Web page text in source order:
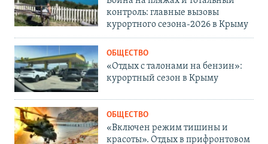
контроль: главные вызовы
курортного сезона-2026 в Крыму
ОБЩЕСТВО
«Отдых с талонами на бензин»:
курортный сезон в Крыму
ОБЩЕСТВО
«Включен режим тишины и
красоты». Отдых в прифронтовом